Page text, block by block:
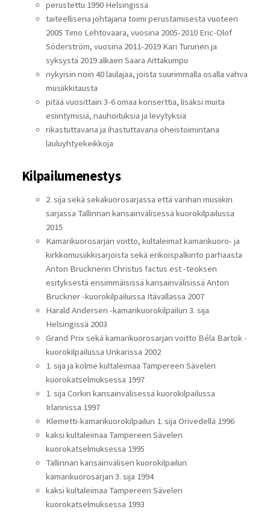
perustettu 1990 Helsingissä
taiteellisena johtajana toimi perustamisesta vuoteen
2005 Timo Lehtovaara, vuosina 2005-2010 Eric-Olof
Söderström, vuosina 2011-2019 Kari Turunen ja
syksystä 2019 alkaen Saara Aittakumpu
nykyisin noin 40 laulajaa, joista suurimmalla osalla vahva
musiikkitausta
pitää vuosittain 3-6 omaa konserttia, lisäksi muita
esiintymisiä, nauhoituksia ja levytyksiä
rikastuttavana ja ihastuttavana oheistoimintana
lauluyhtyekeikkoja
Kilpailumenestys
2. sija sekä sekakuorosarjassa että vanhan musiikin
sarjassa Tallinnan kansainvälisessä kuorokilpailussa
2015
Kamarikuorosarjan voitto, kultaleimat kamarikuoro- ja
kirkkomusiikkisarjoista sekä erikoispalkinto parhaasta
Anton Brucknerin Christus factus est -teoksen
esityksestä ensimmäisissä kansainvälisissä Anton
Bruckner -kuorokilpailuissa Itävallassa 2007
Harald Andersen -kamarikuorokilpailun 3. sija
Helsingissä 2003
Grand Prix sekä kamarikuorosarjan voitto Béla Bartok -
kuorokilpailussa Unkarissa 2002
1. sija ja kolme kultaleimaa Tampereen Sävelen
kuorokatselmuksessa 1997
1. sija Corkin kansainvälisessä kuorokilpailussa
Irlannissa 1997
Klemetti-kamarikuorokilpailun 1. sija Orivedellä 1996
kaksi kultaleimaa Tampereen Sävelen
kuorokatselmuksessa 1995
Tallinnan kansainvälisen kuorokilpailun
kamarikuorosarjan 3. sija 1994
kaksi kultaleimaa Tampereen Sävelen
kuorokatselmuksessa 1993